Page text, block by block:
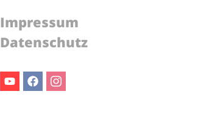
Impressum
Datenschutz